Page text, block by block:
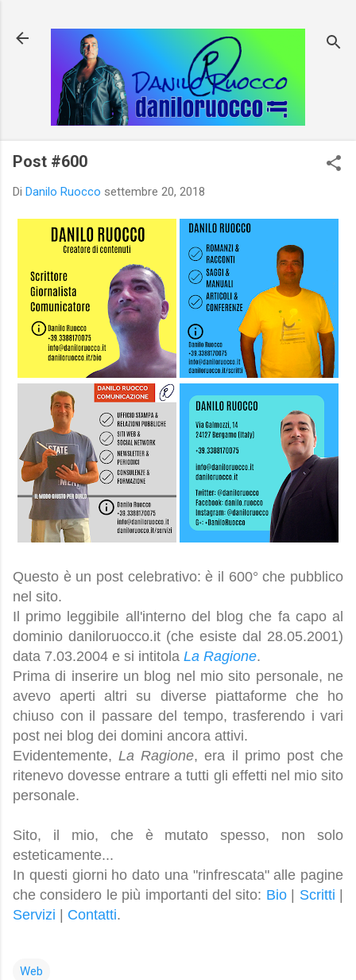
Post #600
Di Danilo Ruocco settembre 20, 2018
Questo è un post celebrativo: è il 600° che pubblico
nel sito.
Il primo leggibile all'interno del blog che fa capo al
dominio daniloruocco.it (che esiste dal 28.05.2001)
data 7.03.2004 e si intitola La Ragione.
Prima di inserire un blog nel mio sito personale, ne
avevo aperti altri su diverse piattaforme che ho
chiuso con il passare del tempo, trasferendo i vari
post nei blog dei domini ancora attivi.
Evidentemente,La Ragione, era il primo post che
ritenevo dovesse entrare a tutti gli effetti nel mio sito
personale.
Sito, il mio, che è mutato spesso, non solo
esteticamente...
In questi giorni ho dato una "rinfrescata" alle pagine
che considero le più importanti del sito: Bio Scritti
Servizi
Contatti.
Web